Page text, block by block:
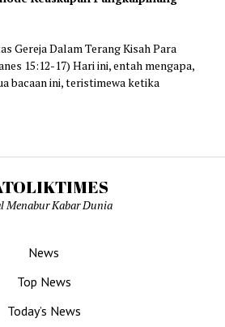
Gereja Dalam Terang Kisah Para
15:12-17) Hari ini, entah mengapa,
bacaan ini, teristimewa ketika
Menabur Kabar Dunia
News
Top News
Today’s News